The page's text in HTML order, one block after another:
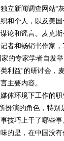
立新闻调查网站“
和个人，以及美
论和谣言。麦克斯
者和畅销书作家，
的专家学者自发
利益”的研讨会，
主要内容。
体环境下工作的
扮演的角色，特
技巧上干了哪些事
的是，在中国没